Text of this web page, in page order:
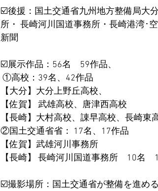
☑️後援：国土交通省九州地方整備局大
所・ 長崎河川国道事務所・長崎港湾･
新聞
☑️展示作品：56名　59作品、
①高校：39名、42作品
【大分】大分上野丘高校、
【佐賀】 武雄高校、唐津西高校
【長崎】大村高校、諌早高校、長崎東
②国土交通省省： 17名、17作品
【佐賀】武雄河川事務所
【長崎】 長崎河川国道事務所　10名
☑️撮影場所：国土交通省が整備を進め